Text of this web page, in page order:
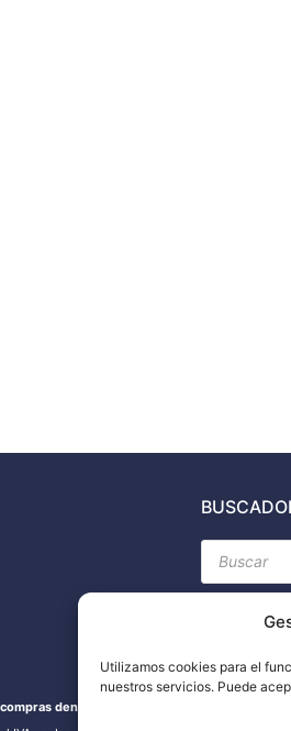
Utilizamos cookies para el
nuestros servicios. Puede
dentro de la UE.
Búsqueda
de
productos